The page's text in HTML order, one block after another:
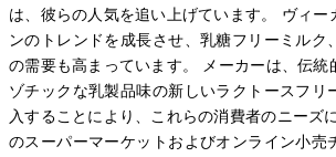
は、彼らの人気を追い上げています。 ヴィー
ンのトレンドを成長させ、乳糖フリーミルク
の需要も高まっています。 メーカーは、伝統
ゾチックな乳製品味の新しいラクトースフリ
入することにより、これらの消費者のニーズ
のスーパーマーケットおよびオンライン小売